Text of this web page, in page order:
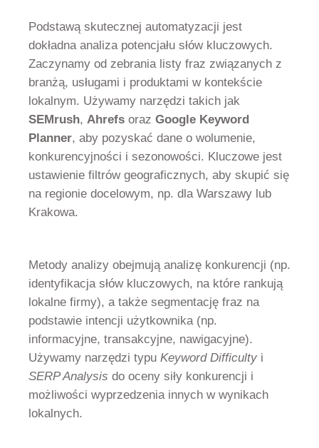
Podstawą skutecznej automatyzacji jest
dokładna analiza potencjału słów kluczowych.
Zaczynamy od zebrania listy fraz związanych z
branżą, usługami i produktami w kontekście
lokalnym. Używamy narzędzi takich jak
SEMrush
Ahrefs oraz Google Keyword
Planner , aby pozyskać dane o wolumenie,
konkurencyjności i sezonowości. Kluczowe jest
ustawienie filtrów geograficznych, aby skupić się
na regionie docelowym, np. dla Warszawy lub
Krakowa.
Metody analizy obejmują analizę konkurencji (np.
identyfikacja słów kluczowych, na które rankują
lokalne firmy), a także segmentację fraz na
podstawie intencji użytkownika (np.
informacyjne, transakcyjne, nawigacyjne).
Używamy narzędzi typu Keyword Difficulty i
SERP Analysis do oceny siły konkurencji i
możliwości wyprzedzenia innych w wynikach
lokalnych.